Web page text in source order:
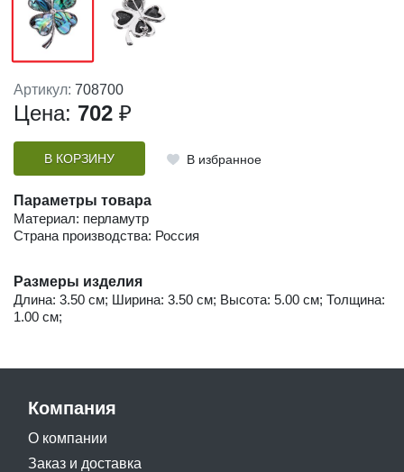
Артикул: 708700
Цена: 702 ₽
В КОРЗИНУ В избранное
Параметры товара
Материал: перламутр
Страна производства: Россия
Размеры изделия
Длина: 3.50 см; Ширина: 3.50 см; Высота: 5.00 см; Толщина:
1.00 см;
Компания
О компании
Заказ и доставка